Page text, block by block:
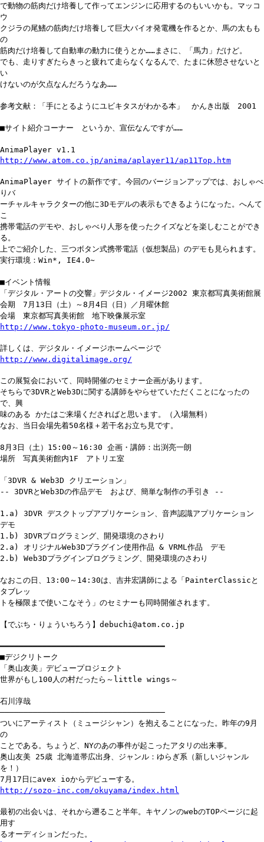
で動物の筋肉だけ培養して作ってエンジンに応用するのもいいかも。マッコ
ウ
クジラの尾鰭の筋肉だけ培養して巨大バイオ発電機を作るとか、馬の太もも
の
筋肉だけ培養して自動車の動力に使うとか……まさに、「馬力」だけど。
でも、走りすぎたらきっと疲れて走らなくなるんで、たまに休憩させないと
い
けないのが欠点なんだろうなあ……
参考文献：「手にとるようにユビキタスがわかる本」 かんき出版 2001
■サイト紹介コーナー というか、宣伝なんですが……
AnimaPlayer v1.1
http://www.atom.co.jp/anima/aplayer11/ap11Top.htm
AnimaPlayer サイトの新作です。今回のバージョンアップでは、おしゃべ
りバ
ーチャルキャラクターの他に3Dモデルの表示もできるようになった。へんて
こ
携帯電話のデモや、おしゃべり人形を使ったクイズなどを楽しむことができ
る。
上でご紹介した、三つボタン式携帯電話（仮想製品）のデモも見られます。
実行環境：Win*, IE4.0~
■イベント情報
「デジタル・アートの交響」デジタル・イメージ2002 東京都写真美術館展
会期 7月13日（土）～8月4日（日）／月曜休館
会場 東京都写真美術館 地下映像展示室
http://www.tokyo-photo-museum.or.jp/
詳しくは、デジタル・イメージホームページで
http://www.digitalimage.org/
この展覧会において、同時開催のセミナー企画があります。
そちらで3DVRとWeb3Dに関する講師をやらせていただくことになったの
で、興
味のある かたはご来場くださればと思います。（入場無料）
なお、当日会場先着50名様＋若干名お立ち見です。
8月3日（土）15:00～16:30 企画・講師：出渕亮一朗
場所 写真美術館内1F アトリエ室
「3DVR & Web3D クリエーション」
-- 3DVRとWeb3Dの作品デモ および、簡単な制作の手引き --
1.a) 3DVR デスクトップアプリケーション、音声認識アプリケーション
デモ
1.b) 3DVRプログラミング、開発環境のさわり
2.a) オリジナルWeb3Dプラグイン使用作品 & VRML作品 デモ
2.b) Web3Dプラグインプログラミング、開発環境のさわり
なおこの日、13:00～14:30は、吉井宏講師による「PainterClassicと
タブレッ
トを極限まで使いこなそう」のセミナーも同時開催されます。
【でぶち・りょういちろう】debuchi@atom.co.jp
━━━━━━━━━━━━━━━━━━━━━━━━━━━━━━━━━━━
■デジクリトーク
「奥山友美」デビュープロジェクト
世界がもし100人の村だったら～little wings～
石川淳哉
───────────────────────────────────
ついにアーティスト（ミュージシャン）を抱えることになった。昨年の9月
の
ことである。ちょうど、NYのあの事件が起こったアタリの出来事。
奥山友美 25歳 北海道帯広出身、ジャンル：ゆらぎ系（新しいジャンル
を！）
7月17日にavex ioからデビューする。
http://sozo-inc.com/okuyama/index.html
最初の出会いは、それから遡ること半年。キヤノンのwebのTOPページに起
用す
るオーディションだった。